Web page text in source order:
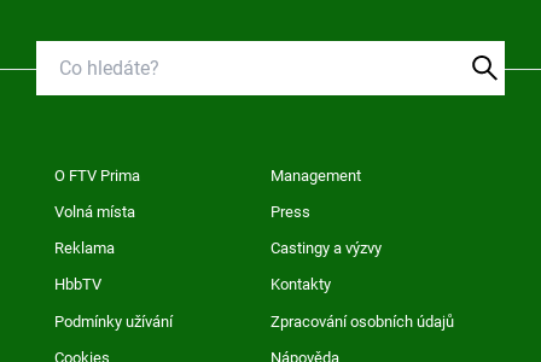
O FTV Prima Management
Volná místa Press
Reklama Castingy a výzvy
HbbTV Kontakty
Podmínky užívání Zpracování osobních údajů
Cookies Nápověda